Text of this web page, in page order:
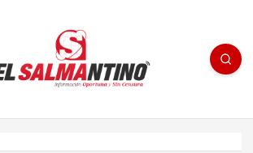
- medios/noticias/editorial